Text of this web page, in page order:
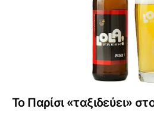
Το Παρίσι «ταξιδεύει»